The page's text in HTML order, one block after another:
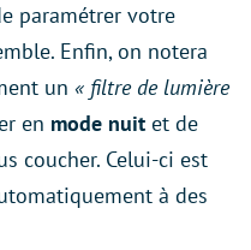
paramétrer votre
Enfin, on notera
un « filtre de lumière
en mode nuit et de
coucher. Celui-ci est
à des